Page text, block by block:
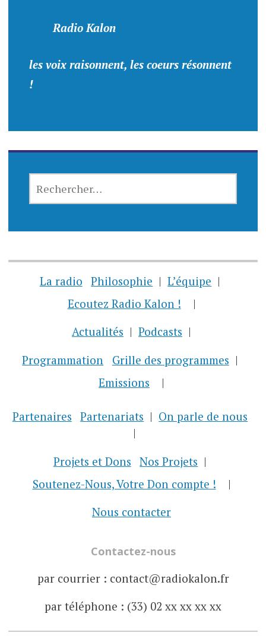
Radio Kalon
les voix raisonnent, les coeurs résonnent
!
La radio Philosophie
L’équipe
Ecoutez Radio Kalon !
Actualités
Podcasts
Programmation
Grille des programmes
Emissions
Partenaires Partenariats On parle de nous
Projets et Dons
Nos Projets
Soutenez-Nous, Votre Don compte !
Nous contacter
Contactez-nous
par courrier : contact@radiokalon.fr
par téléphone : (33) 02 xx xx xx xx